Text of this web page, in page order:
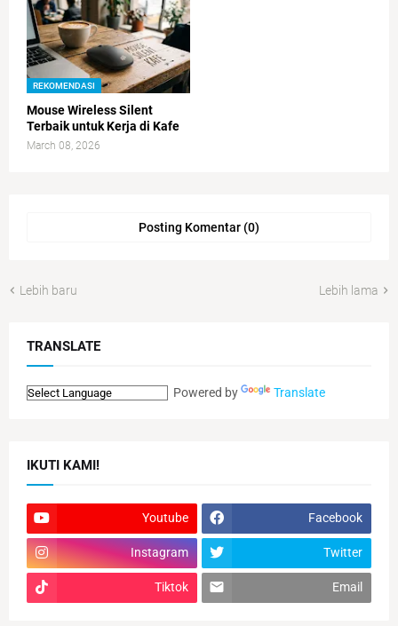
REKOMENDASI
Mouse Wireless Silent
Terbaik untuk Kerja di Kafe
March 08, 2026
Posting Komentar (0)
Lebih baru Lebih lama
TRANSLATE
Powered by Translate
IKUTI KAMI!
Youtube Facebook
Instagram Twitter
Tiktok Email